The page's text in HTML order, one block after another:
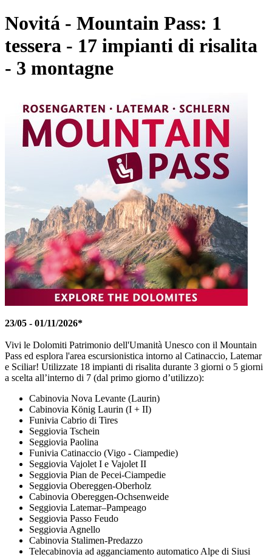
Novitá - Mountain Pass: 1
tessera - 17 impianti di risalita
- 3 montagne
23/05 - 01/11/2026*
Vivi le Dolomiti Patrimonio dell'Umanità Unesco con il Mountain
Pass ed esplora l'area escursionistica intorno al Catinaccio, Latemar
e Sciliar! Utilizzate 18 impianti di risalita durante 3 giorni o 5 giorni
a scelta all’interno di 7 (dal primo giorno d’utilizzo):
Cabinovia Nova Levante (Laurin)
Cabinovia König Laurin (I + II)
Funivia Cabrio di Tires
Seggiovia Tschein
Seggiovia Paolina
Funivia Catinaccio (Vigo - Ciampedie)
Seggiovia Vajolet I e Vajolet II
Seggiovia Pian de Pecei-Ciampedie
Seggiovia Obereggen-Oberholz
Cabinovia Obereggen-Ochsenweide
Seggiovia Latemar–Pampeago
Seggiovia Passo Feudo
Seggiovia Agnello
Cabinovia Stalimen-Predazzo
Telecabinovia ad agganciamento automatico Alpe di Siusi